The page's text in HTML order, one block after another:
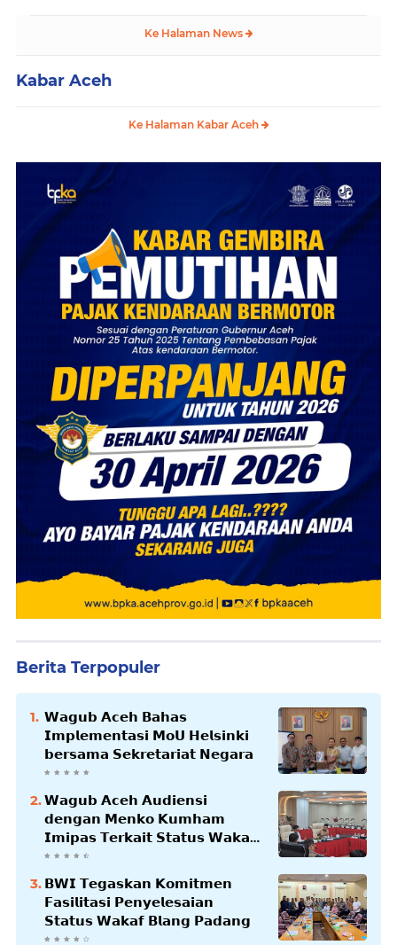
Ke Halaman News
Kabar Aceh
Ke Halaman Kabar Aceh
Berita Terpopuler
𝗪𝗮𝗴𝘂𝗯 𝗔𝗰𝗲𝗵 𝗕𝗮𝗵𝗮𝘀
𝗜𝗺𝗽𝗹𝗲𝗺𝗲𝗻𝘁𝗮𝘀𝗶 𝗠𝗼𝗨 𝗛𝗲𝗹𝘀𝗶𝗻𝗸𝗶
𝗯𝗲𝗿𝘀𝗮𝗺𝗮 𝗦𝗲𝗸𝗿𝗲𝘁𝗮𝗿𝗶𝗮𝘁 𝗡𝗲𝗴𝗮𝗿𝗮
𝗪𝗮𝗴𝘂𝗯 𝗔𝗰𝗲𝗵 𝗔𝘂𝗱𝗶𝗲𝗻𝘀𝗶
𝗱𝗲𝗻𝗴𝗮𝗻 𝗠𝗲𝗻𝗸𝗼 𝗞𝘂𝗺𝗵𝗮𝗺
𝗜𝗺𝗶𝗽𝗮𝘀 𝗧𝗲𝗿𝗸𝗮𝗶𝘁 𝗦𝘁𝗮𝘁𝘂𝘀 𝗪𝗮𝗸𝗮𝗳
𝗕𝗹𝗮𝗻𝗴𝗽𝗮𝗱𝗮𝗻𝗴
𝗕𝗪𝗜 𝗧𝗲𝗴𝗮𝘀𝗸𝗮𝗻 𝗞𝗼𝗺𝗶𝘁𝗺𝗲𝗻
𝗙𝗮𝘀𝗶𝗹𝗶𝘁𝗮𝘀𝗶 𝗣𝗲𝗻𝘆𝗲𝗹𝗲𝘀𝗮𝗶𝗮𝗻
𝗦𝘁𝗮𝘁𝘂𝘀 𝗪𝗮𝗸𝗮𝗳 𝗕𝗹𝗮𝗻𝗴 𝗣𝗮𝗱𝗮𝗻𝗴